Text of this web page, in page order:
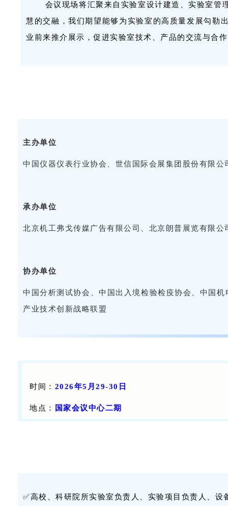
会议现场将汇聚来自实验室设计建造、实验室管
慧的交融，我们期望能够为实验室的高质量发展勾勒
业前来推介展示，促进实验室技术、产品的交流与合
主办单位
中国仪器仪表行业协会、世信国际会展集团股份有限公
承办单位
北京机工弗戈传媒广告有限公司、北京朗普展览有限公
协办单位
中国分析测试协会、中国出入境检验检疫协会、中国
产业技术创新战略联盟
时间： 2026年5月29-30日
地点： 国家会议中心二期
✅高校、科研院所实验室负责人、实验项目负责人、